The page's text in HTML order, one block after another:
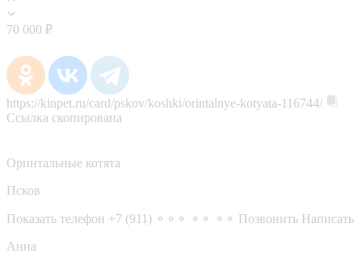
70 000 ₽
https://kinpet.ru/card/pskov/koshki/orintalnye-kotyata-116744/
Ссылка скопирована
Оринтальные котята
Псков
Показать телефон +7 (911) ⚬⚬⚬ ⚬⚬ ⚬⚬ Позвонить Написать
Анна